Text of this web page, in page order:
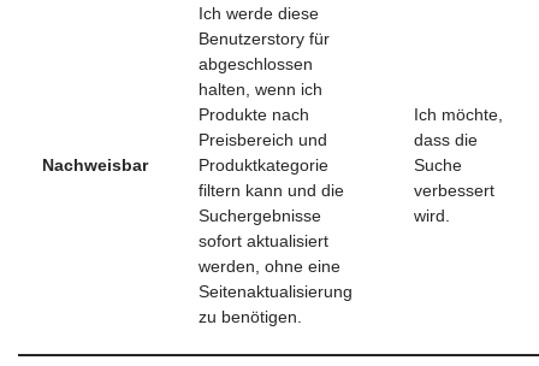
Nachweisbar
Ich werde diese
Benutzerstory für
abgeschlossen
halten, wenn ich
Produkte nach
Preisbereich und
Produktkategorie
filtern kann und die
Suchergebnisse
sofort aktualisiert
werden, ohne eine
Seitenaktualisierung
zu benötigen.
Ich möchte,
dass die
Suche
verbessert
wird.